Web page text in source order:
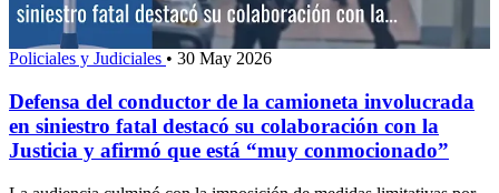
Policiales y Judiciales • 30 May 2026
Defensa del conductor de la camioneta involucrada
en siniestro fatal destacó su colaboración con la
Justicia y afirmó que está “muy conmocionado”